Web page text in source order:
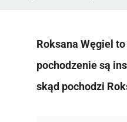
Roksana Węgiel
pochodzenie są
skąd pochodzi